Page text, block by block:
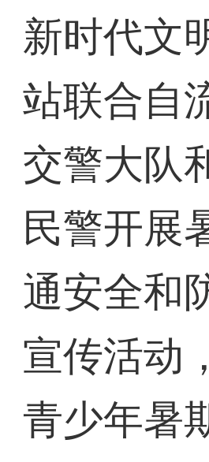
新时代文
站联合自
交警大队
民警开展
通安全和
宣传活动
青少年暑